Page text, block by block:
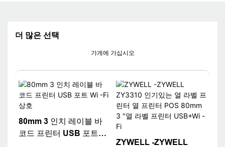
더 많은 선택
가게에 가십시오
80mm 3 인치 레이블 바
코드 프린터 USB 포트
ZYWELL -ZYWELL